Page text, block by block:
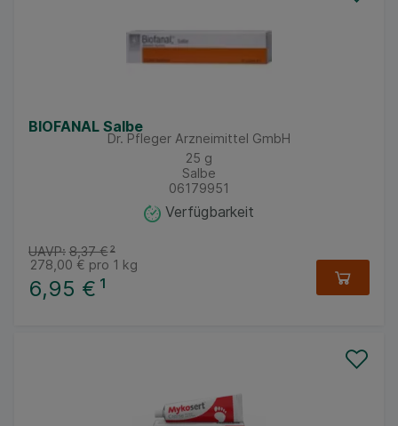
BIOFANAL Salbe
Dr. Pfleger Arzneimittel GmbH
25 g
Salbe
06179951
Verfügbarkeit
6,95 € ¹
UAVP: 8,37 €²
278,00 € pro 1 kg